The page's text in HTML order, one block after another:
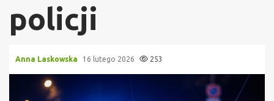
policji
Anna Laskowska 16 lutego 2026 253